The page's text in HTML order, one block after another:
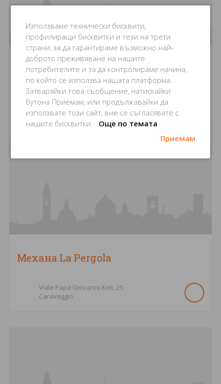
Механа Taverna Del Sud
Via Papa Giovanni Xxiii,
Caravaggio
Механа La Pergola
Viale Papa Giovanni Xxiii, 25
Caravaggio
Използваме технически бисквити,
профилиращи бисквитки и тези на трети
страни, за да гарантираме възможно най-
доброто преживяване на нашите
потребителите и за да контролираме начина,
по който се използва нашата платформа.
Затваряйки това съобщение, натискайки
бутона Приемам, или продължавайки да
използвате този сайт, вие се съгласявате с
нашите бисквитки.
Още по темата
Приемам